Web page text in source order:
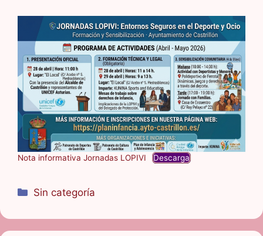
Nota informativa Jornadas LOPIVI Descarga
Categorías
Sin categoría